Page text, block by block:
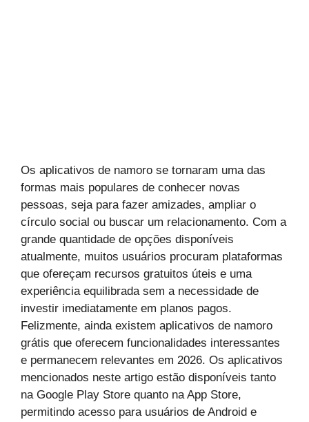
Os aplicativos de namoro se tornaram uma das
formas mais populares de conhecer novas
pessoas, seja para fazer amizades, ampliar o
círculo social ou buscar um relacionamento. Com a
grande quantidade de opções disponíveis
atualmente, muitos usuários procuram plataformas
que ofereçam recursos gratuitos úteis e uma
experiência equilibrada sem a necessidade de
investir imediatamente em planos pagos.
Felizmente, ainda existem aplicativos de namoro
grátis que oferecem funcionalidades interessantes
e permanecem relevantes em 2026. Os aplicativos
mencionados neste artigo estão disponíveis tanto
na Google Play Store quanto na App Store,
permitindo acesso para usuários de Android e